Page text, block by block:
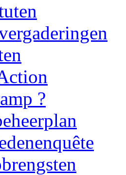
?